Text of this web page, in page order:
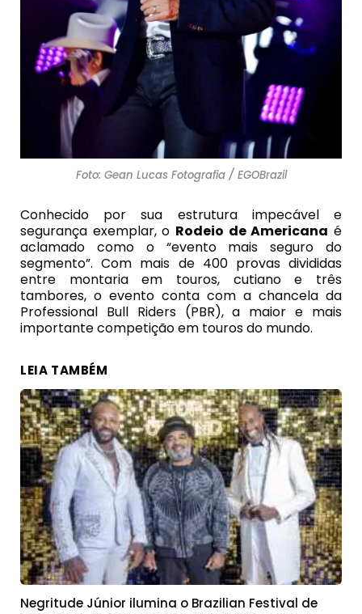
Foto: Gean Lucas Fotografia / EGOBrazil
Conhecido por sua estrutura impecável e
segurança exemplar, o Rodeio de Americana é
aclamado como o “evento mais seguro do
segmento”. Com mais de 400 provas divididas
entre montaria em touros, cutiano e três
tambores, o evento conta com a chancela da
Professional Bull Riders (PBR), a maior e mais
importante competição em touros do mundo.
LEIA TAMBÉM
Negritude Júnior ilumina o Brazilian Festival de